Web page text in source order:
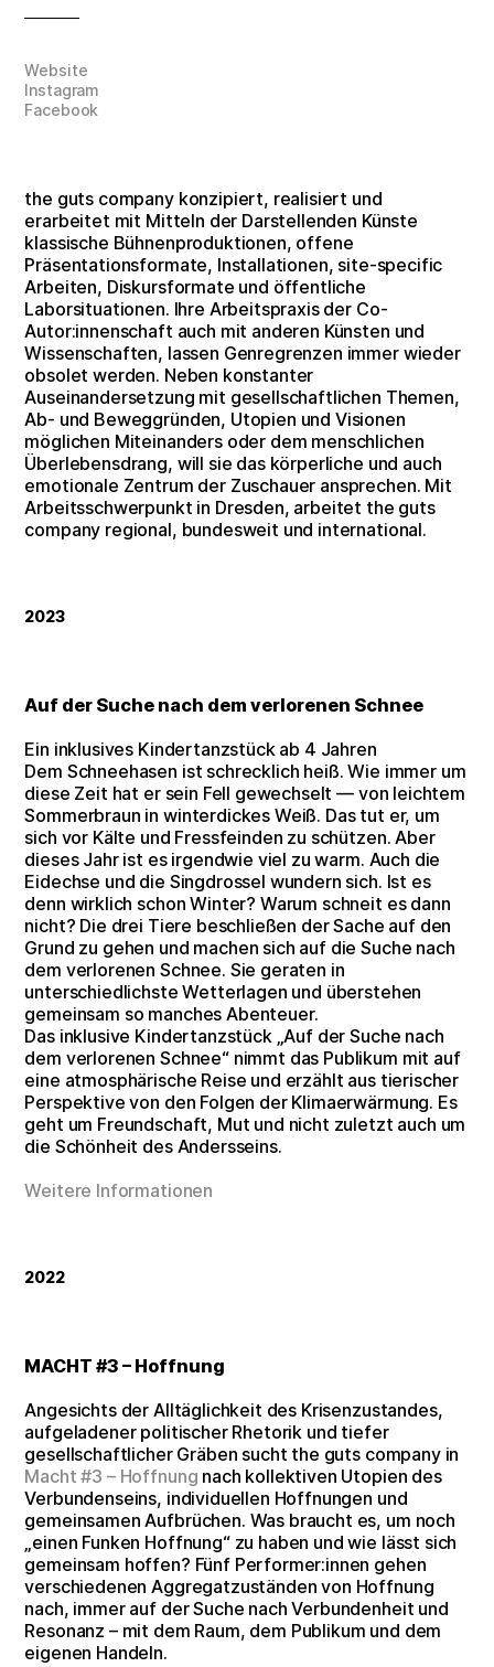
Website
Instagram
Facebook
the guts company konzipiert, realisiert und
erarbeitet mit Mitteln der Darstellenden Künste
klassische Bühnenproduktionen, offene
Präsentationsformate, Installationen, site-specific
Arbeiten, Diskursformate und öffentliche
Laborsituationen. Ihre Arbeitspraxis der Co-
Autor:innenschaft auch mit anderen Künsten und
Wissenschaften, lassen Genregrenzen immer wieder
obsolet werden. Neben konstanter
Auseinandersetzung mit gesellschaftlichen Themen,
Ab- und Beweggründen, Utopien und Visionen
möglichen Miteinanders oder dem menschlichen
Überlebensdrang, will sie das körperliche und auch
emotionale Zentrum der Zuschauer ansprechen. Mit
Arbeitsschwerpunkt in Dresden, arbeitet the guts
company regional, bundesweit und international.
2023
Auf der Suche nach dem verlorenen Schnee
Ein inklusives Kindertanzstück ab 4 Jahren
Dem Schneehasen ist schrecklich heiß. Wie immer um
diese Zeit hat er sein Fell gewechselt — von leichtem
Sommerbraun in winterdickes Weiß. Das tut er, um
sich vor Kälte und Fressfeinden zu schützen. Aber
dieses Jahr ist es irgendwie viel zu warm. Auch die
Eidechse und die Singdrossel wundern sich. Ist es
denn wirklich schon Winter? Warum schneit es dann
nicht? Die drei Tiere beschließen der Sache auf den
Grund zu gehen und machen sich auf die Suche nach
dem verlorenen Schnee. Sie geraten in
unterschiedlichste Wetterlagen und überstehen
gemeinsam so manches Abenteuer.
Das inklusive Kindertanzstück „Auf der Suche nach
dem verlorenen Schnee“ nimmt das Publikum mit auf
eine atmosphärische Reise und erzählt aus tierischer
Perspektive von den Folgen der Klimaerwärmung. Es
geht um Freundschaft, Mut und nicht zuletzt auch um
die Schönheit des Andersseins.
Weitere Informationen
2022
MACHT #3 – Hoffnung
Angesichts der Alltäglichkeit des Krisenzustandes,
aufgeladener politischer Rhetorik und tiefer
gesellschaftlicher Gräben sucht the guts company in
Macht #3 – Hoffnung nach kollektiven Utopien des
Verbundenseins, individuellen Hoffnungen und
gemeinsamen Aufbrüchen. Was braucht es, um noch
„einen Funken Hoffnung“ zu haben und wie lässt sich
gemeinsam hoffen? Fünf Performer:innen gehen
verschiedenen Aggregatzuständen von Hoffnung
nach, immer auf der Suche nach Verbundenheit und
Resonanz – mit dem Raum, dem Publikum und dem
eigenen Handeln.